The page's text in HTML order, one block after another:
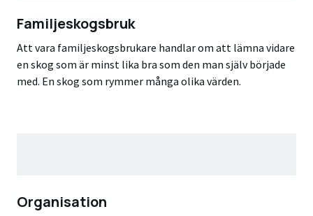
Familjeskogsbruk
Att vara familjeskogsbrukare handlar om att lämna vidare
en skog som är minst lika bra som den man själv började
med. En skog som rymmer många olika värden.
Organisation